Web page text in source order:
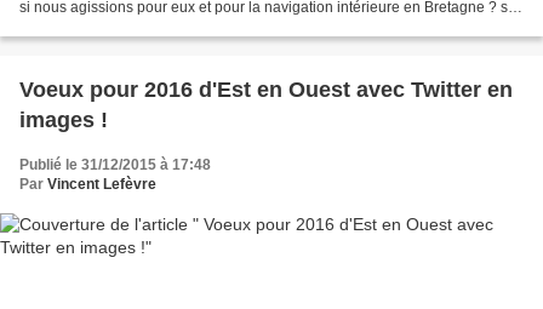
si nous agissions pour eux et pour la navigation intérieure en Bretagne ? sur
Voeux pour 2016 d'Est en Ouest avec Twitter en
images !
Publié le 31/12/2015 à 17:48
Par Vincent Lefèvre